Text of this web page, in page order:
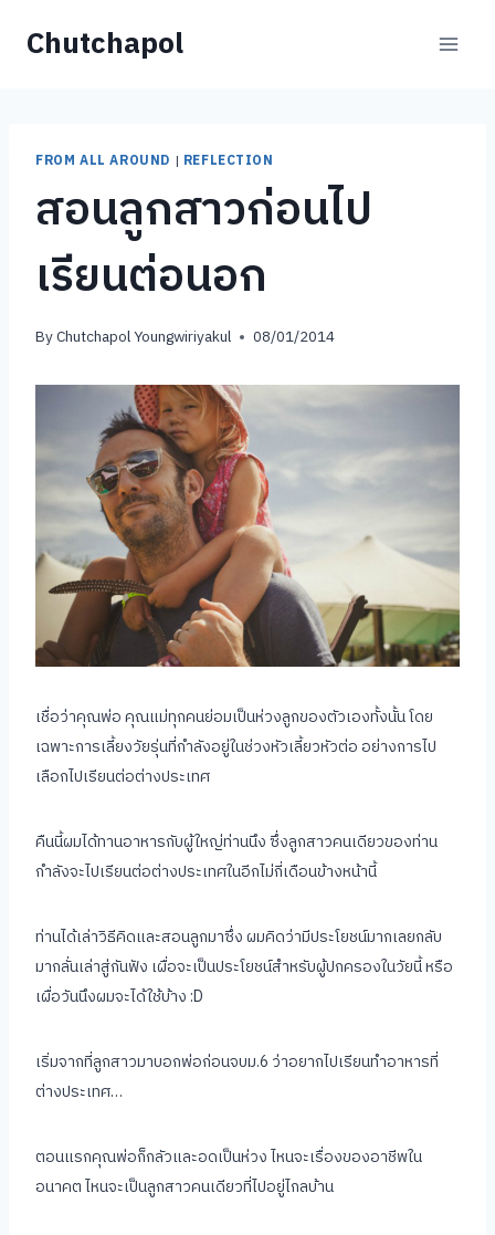
Chutchapol
FROM ALL AROUND | REFLECTION
สอนลูกสาวก่อนไป
เรียนต่อนอก
ByChutchapol Youngwiriyakul 08/01/2014
เชื่อว่าคุณพ่อ คุณแม่ทุกคนย่อมเป็นห่วงลูกของตัวเองทั้งนั้น โดย
เฉพาะการเลี้ยงวัยรุ่นที่กำลังอยู่ในช่วงหัวเลี้ยวหัวต่อ อย่างการไป
เลือกไปเรียนต่อต่างประเทศ
คืนนี้ผมได้ทานอาหารกับผู้ใหญ่ท่านนึง ซึ่งลูกสาวคนเดียวของท่าน
กำลังจะไปเรียนต่อต่างประเทศในอีกไม่กี่เดือนข้างหน้านี้
ท่านได้เล่าวิธีคิดและสอนลูกมาซึ่ง ผมคิดว่ามีประโยชน์มากเลยกลับ
มากลั่นเล่าสู่กันฟัง เผื่อจะเป็นประโยชน์สำหรับผู้ปกครองในวัยนี้ หรือ
เผื่อวันนึงผมจะได้ใช้บ้าง :D
เริ่มจากที่ลูกสาวมาบอกพ่อก่อนจบม.6 ว่าอยากไปเรียนทำอาหารที่
ต่างประเทศ…
ตอนแรกคุณพ่อก็กลัวและอดเป็นห่วง ไหนจะเรื่องของอาชีพใน
อนาคต ไหนจะเป็นลูกสาวคนเดียวที่ไปอยู่ไกลบ้าน